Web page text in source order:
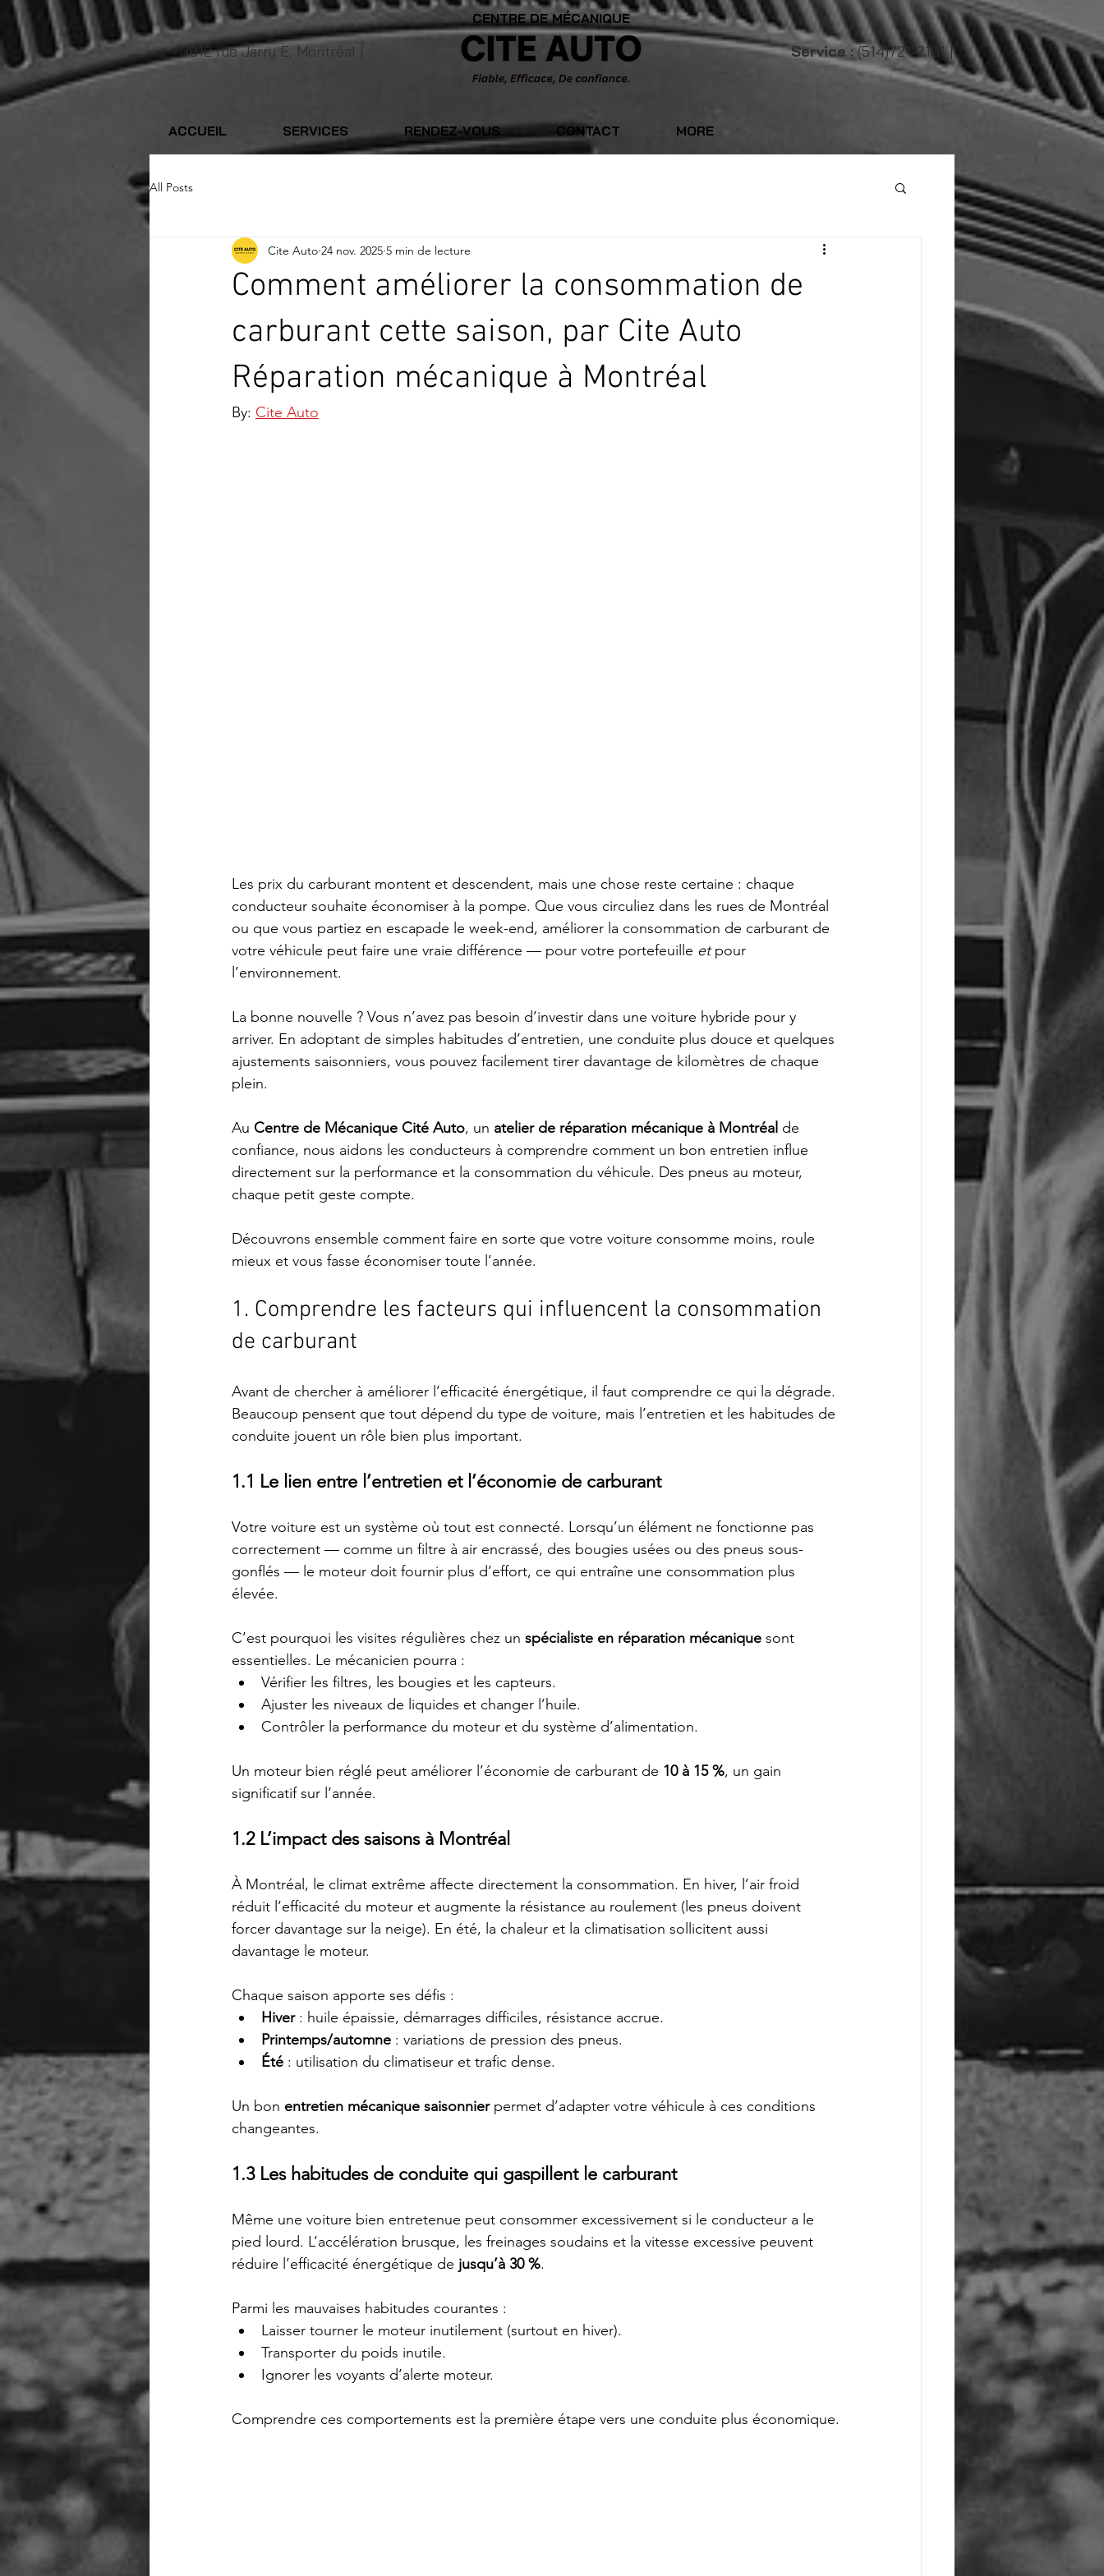
3812 rue Jarry E, Montréal |
CENTRE DE MÉCANIQUE
Service :(514)721-2101 |
ACCUEIL SERVICES RENDEZ-VOUS CONTACT MORE
All Posts
Comment améliorer la consommation de
carburant cette saison, par Cite Auto
Réparation mécanique à Montréal
Cite Auto 24 nov. 2025 5 min de lecture
By: Cite Auto
Les prix du carburant montent et descendent, mais une chose reste certaine : chaque
conducteur souhaite économiser à la pompe. Que vous circuliez dans les rues de Montréal
ou que vous partiez en escapade le week-end, améliorer la consommation de carburant de
votre véhicule peut faire une vraie différence — pour votre portefeuille et pour
l’environnement.
La bonne nouvelle ? Vous n’avez pas besoin d’investir dans une voiture hybride pour y
arriver. En adoptant de simples habitudes d’entretien, une conduite plus douce et quelques
ajustements saisonniers, vous pouvez facilement tirer davantage de kilomètres de chaque
plein.
Au Centre de Mécanique Cité Auto, un atelier de réparation mécanique à Montréal de
confiance, nous aidons les conducteurs à comprendre comment un bon entretien influe
directement sur la performance et la consommation du véhicule. Des pneus au moteur,
chaque petit geste compte.
Découvrons ensemble comment faire en sorte que votre voiture consomme moins, roule
mieux et vous fasse économiser toute l’année.
1. Comprendre les facteurs qui influencent la consommation
de carburant
Avant de chercher à améliorer l’efficacité énergétique, il faut comprendre ce qui la dégrade.
Beaucoup pensent que tout dépend du type de voiture, mais l’entretien et les habitudes de
conduite jouent un rôle bien plus important.
1.1 Le lien entre l’entretien et l’économie de carburant
Votre voiture est un système où tout est connecté. Lorsqu’un élément ne fonctionne pas
correctement — comme un filtre à air encrassé, des bougies usées ou des pneus sous-
gonflés — le moteur doit fournir plus d’effort, ce qui entraîne une consommation plus
élevée.
C’est pourquoi les visites régulières chez un spécialiste en réparation mécanique sont
essentielles. Le mécanicien pourra :
Vérifier les filtres, les bougies et les capteurs.
Ajuster les niveaux de liquides et changer l’huile.
Contrôler la performance du moteur et du système d’alimentation.
Un moteur bien réglé peut améliorer l’économie de carburant de 10 à 15 %, un gain
significatif sur l’année.
1.2 L’impact des saisons à Montréal
À Montréal, le climat extrême affecte directement la consommation. En hiver, l’air froid
réduit l’efficacité du moteur et augmente la résistance au roulement (les pneus doivent
forcer davantage sur la neige). En été, la chaleur et la climatisation sollicitent aussi
davantage le moteur.
Chaque saison apporte ses défis :
Hiver : huile épaissie, démarrages difficiles, résistance accrue.
Printemps/automne : variations de pression des pneus.
Été : utilisation du climatiseur et trafic dense.
Un bon entretien mécanique saisonnier permet d’adapter votre véhicule à ces conditions
changeantes.
1.3 Les habitudes de conduite qui gaspillent le carburant
Même une voiture bien entretenue peut consommer excessivement si le conducteur a le
pied lourd. L’accélération brusque, les freinages soudains et la vitesse excessive peuvent
réduire l’efficacité énergétique de jusqu’à 30 %.
Parmi les mauvaises habitudes courantes :
Laisser tourner le moteur inutilement (surtout en hiver).
Transporter du poids inutile.
Ignorer les voyants d’alerte moteur.
Comprendre ces comportements est la première étape vers une conduite plus économique.